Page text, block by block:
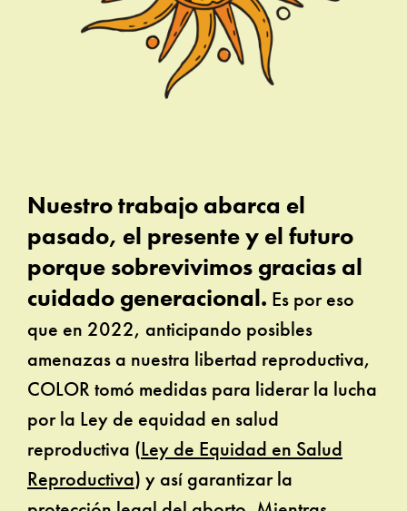
Nuestro trabajo abarca el
pasado, el presente y el futuro
porque sobrevivimos gracias al
cuidado generacional. Es por eso
que en 2022, anticipando posibles
amenazas a nuestra libertad reproductiva,
COLOR tomó medidas para liderar la lucha
por la Ley de equidad en salud
reproductiva (Ley de Equidad en Salud
Reproductiva) y así garantizar la